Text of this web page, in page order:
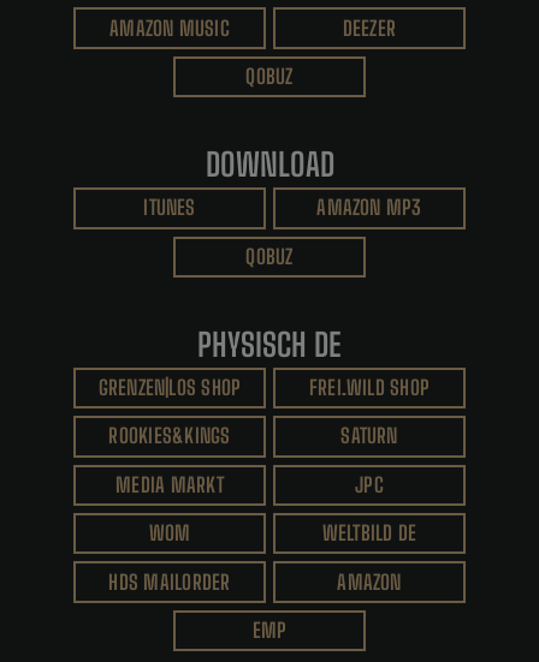
AMAZON MUSIC
DEEZER
QOBUZ
DOWNLOAD
ITUNES
AMAZON MP3
QOBUZ
PHYSISCH DE
GRENZEN|LOS SHOP
FREI.WILD SHOP
ROOKIES&KINGS
SATURN
MEDIA MARKT
JPC
WOM
WELTBILD DE
HDS MAILORDER
AMAZON
EMP